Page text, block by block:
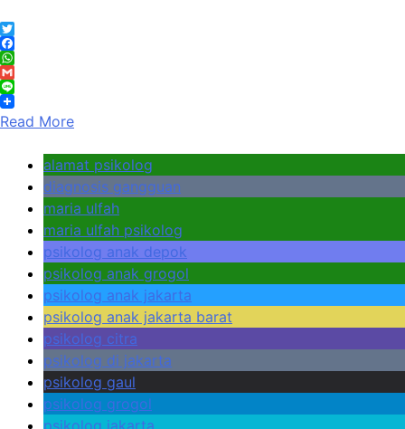
Twitter
Facebook
WhatsApp
Gmail
Line
Read More
alamat psikolog
diagnosis gangguan
maria ulfah
maria ulfah psikolog
psikolog anak depok
psikolog anak grogol
psikolog anak jakarta
psikolog anak jakarta barat
psikolog citra
psikolog di jakarta
psikolog gaul
psikolog grogol